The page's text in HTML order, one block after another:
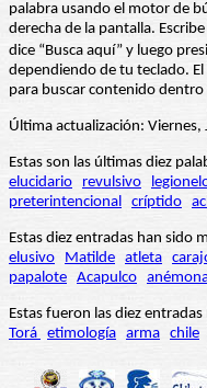
palabra usando el motor de
derecha de la pantalla.
dice “Busca aquí” y luego
dependiendo de tu teclado.
para buscar contenido dentro
Última actualización: Viernes,
Estas son las últimas diez
elucidario
revulsivo
preterintencional críptido
Estas diez entradas han sido
elusivo
Matilde atleta
papalote Acapulco
Estas fueron las diez
Torá etimología arma chile